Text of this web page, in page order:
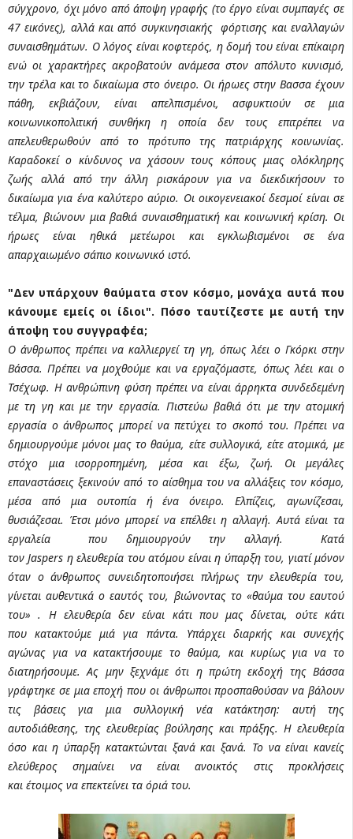
σύγχρονο, όχι μόνο από άποψη γραφής (το έργο είναι συμπαγές σε
47 εικόνες), αλλά και από συγκινησιακής φόρτισης και εναλλαγών
συναισθημάτων. Ο λόγος είναι κοφτερός, η δομή του είναι επίκαιρη
ενώ οι χαρακτήρες ακροβατούν ανάμεσα στον απόλυτο κυνισμό,
την τρέλα και το δικαίωμα στο όνειρο. Οι ήρωες στην Βασσα έχουν
πάθη, εκβιάζουν, είναι απελπισμένοι, ασφυκτιούν σε μια
κοινωνικοπολιτική συνθήκη η οποία δεν τους επιτρέπει να
απελευθερωθούν από το πρότυπο της πατριάρχης κοινωνίας.
Καραδοκεί ο κίνδυνος να χάσουν τους κόπους μιας ολόκληρης
ζωής αλλά από την άλλη ρισκάρουν για να διεκδικήσουν το
δικαίωμα για ένα καλύτερο αύριο. Οι οικογενειακοί δεσμοί είναι σε
τέλμα, βιώνουν μια βαθιά συναισθηματική και κοινωνική κρίση. Οι
ήρωες είναι ηθικά μετέωροι και εγκλωβισμένοι σε ένα
απαρχαιωμένο σάπιο κοινωνικό ιστό.
"Δεν υπάρχουν θαύματα στον κόσμο, μονάχα αυτά που
κάνουμε εμείς οι ίδιοι". Πόσο ταυτίζεστε με αυτή την
άποψη του συγγραφέα;
Ο άνθρωπος πρέπει να καλλιεργεί τη γη, όπως λέει ο Γκόρκι στην
Βάσσα. Πρέπει να μοχθούμε και να εργαζόμαστε, όπως λέει και ο
Τσέχωφ. Η ανθρώπινη φύση πρέπει να είναι άρρηκτα συνδεδεμένη
με τη γη και με την εργασία. Πιστεύω βαθιά ότι με την ατομική
εργασία ο άνθρωπος μπορεί να πετύχει το σκοπό του. Πρέπει να
δημιουργούμε μόνοι μας το θαύμα, είτε συλλογικά, είτε ατομικά, με
στόχο μια ισορροπημένη, μέσα και έξω, ζωή. Οι μεγάλες
επαναστάσεις ξεκινούν από το αίσθημα του να αλλάξεις τον κόσμο,
μέσα από μια ουτοπία ή ένα όνειρο. Ελπίζεις, αγωνίζεσαι,
θυσιάζεσαι. Έτσι μόνο μπορεί να επέλθει η αλλαγή. Αυτά είναι τα
εργαλεία που δημιουργούν την αλλαγή. Κατά
τον Jaspers η ελευθερία του ατόμου είναι η ύπαρξη του, γιατί μόνον
όταν ο άνθρωπος συνειδητοποιήσει πλήρως την ελευθερία του,
γίνεται αυθεντικά ο εαυτός του, βιώνοντας το «θαύμα του εαυτού
του» . H ελευθερία δεν είναι κάτι που μας δίνεται, ούτε κάτι
που κατακτούμε μιά για πάντα. Υπάρχει διαρκής και συνεχής
αγώνας για να κατακτήσουμε το θαύμα, και κυρίως για να το
διατηρήσουμε. Ας μην ξεχνάμε ότι η πρώτη εκδοχή της Βάσσα
γράφτηκε σε μια εποχή που οι άνθρωποι προσπαθούσαν να βάλουν
τις βάσεις για μια συλλογική νέα κατάκτηση: αυτή της
αυτοδιάθεσης, της ελευθερίας βούλησης και πράξης. Η ελευθερία
όσο και η ύπαρξη κατακτώνται ξανά και ξανά. Το να είναι κανείς
ελεύθερος σημαίνει να είναι ανοικτός στις προκλήσεις
και έτοιμος να επεκτείνει τα όριά του.